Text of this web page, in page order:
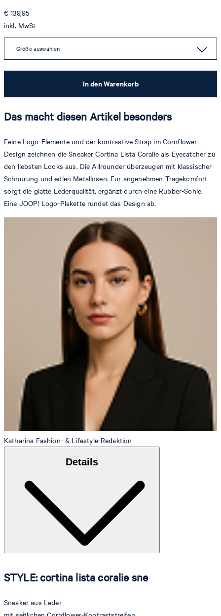
€ 139,95
inkl. MwSt
Größe auswählen
In den Warenkorb
Das macht diesen Artikel besonders
Feine Logo-Elemente und der kontrastive Strap im Cornflower-
Design zeichnen die Sneaker Cortina Lista Coralie als Eyecatcher zu
den liebsten Looks aus. Die Allrounder überzeugen mit klassischer
Schnürung und edlen Metallösen. Für angenehmen Tragekomfort
sorgt die glatte Lederqualität, ergänzt durch eine Rubber-Sohle.
Eine JOOP! Logo-Plakette rundet das Design ab.
Katharina Fashion- & Lifestyle-Redaktion
Details
STYLE: cortina lista coralie sne
Sneaker aus Leder